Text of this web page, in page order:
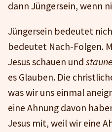
dann Jüngersein, wenn
Jüngersein bedeutet
bedeutet Nach-Folgen.
Jesus schauen und
es Glauben. Die
was wir uns einmal
eine Ahnung davon
Jesus mit, weil wir eine